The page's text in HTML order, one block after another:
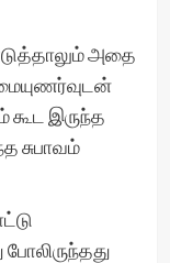
அதை
இருந்த
சுபாவம்